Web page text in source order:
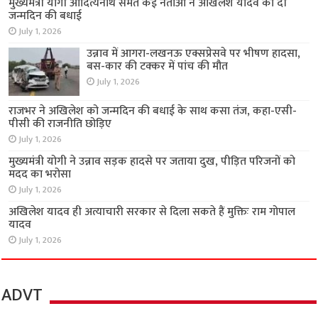
जन्मदिन की बधाई
July 1, 2026
उन्नाव में आगरा-लखनऊ एक्सप्रेसवे पर भीषण हादसा,
बस-कार की टक्कर में पांच की मौत
July 1, 2026
राजभर ने अखिलेश को जन्मदिन की बधाई के साथ कसा तंज, कहा-एसी-
पीसी की राजनीति छोड़िए
July 1, 2026
मुख्यमंत्री योगी ने उन्नाव सड़क हादसे पर जताया दुख, पीड़ित परिजनों को
मदद का भरोसा
July 1, 2026
अखिलेश यादव ही अत्याचारी सरकार से दिला सकते हैं मुक्तिः राम गोपाल
यादव
July 1, 2026
ADVT